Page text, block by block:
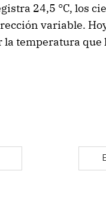
24,5 °C, los
variable.
la temperatura